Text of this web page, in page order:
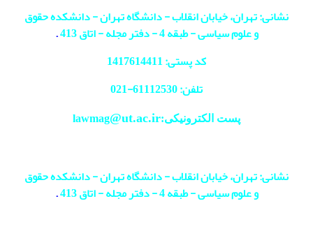
نشانی: تهران، خیابان انقلاب - دانشگاه تهران - دانشکده حقوق
و علوم سیاسی - طبقه 4 - دفتر مجله - اتاق 413
.
کد پستی: 1417614411
تلفن: 61112530-
021
پست الکترونیکی:lawmag@ut.ac.ir
نشانی: تهران، خیابان انقلاب - دانشگاه تهران - دانشکده حقوق
و علوم سیاسی - طبقه 4 - دفتر مجله - اتاق 413
.